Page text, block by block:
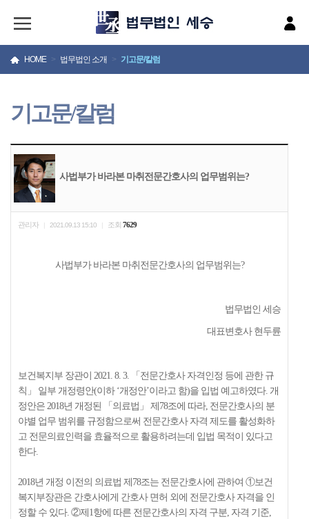
HOME > 법무법인 소개 > 기고문/칼럼
기고문/칼럼
사법부가 바라본 마취전문간호사의 업무범위는?
관리자 2021.09.13 15:10 조회 7629
사법부가 바라본 마취전문간호사의 업무범위는?
법무법인 세승
대표변호사 현두륜
보건복지부 장관이 2021. 8. 3. 「전문간호사 자격인정 등에 관한 규
칙」 일부 개정령안(이하 ‘개정안’이라고 함)을 입법 예고하였다. 개
정안은 2018년 개정된 「의료법」 제78조에 따라, 전문간호사의 분
야별 업무 범위를 규정함으로써 전문간호사 자격 제도를 활성화하
고 전문의료인력을 효율적으로 활용하려는데 입법 목적이 있다고
한다.
2018년 개정 이전의 의료법 제78조는 전문간호사에 관하여 ①보건
복지부장관은 간호사에게 간호사 면허 외에 전문간호사 자격을 인
정할 수 있다. ②제1항에 따른 전문간호사의 자격 구분, 자격 기준,